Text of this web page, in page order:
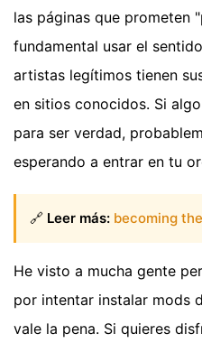
las páginas que prometen
fundamental usar el
artistas legítimos tienen
en sitios conocidos. Si
para ser verdad,
esperando a entrar en tu
🔗 Leer más: becoming
He visto a mucha gente
por intentar instalar mods
vale la pena. Si quieres